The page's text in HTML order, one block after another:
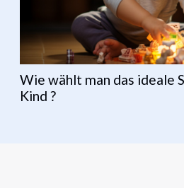
Wie wählt man das ideale
Kind ?